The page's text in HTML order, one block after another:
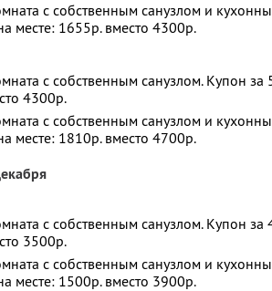
с собственным санузлом и
месте: 1655р. вместо 4300р.
с собственным санузлом. Купон
4300р.
с собственным санузлом и
месте: 1810р. вместо 4700р.
с собственным санузлом. Купон
3500р.
с собственным санузлом и
месте: 1500р. вместо 3900р.